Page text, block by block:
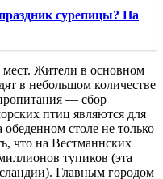
сурепицы? На
мест. Жители в основном
в небольшом количестве
— сбор
птиц являются для
столе не только
что на Вестманнских
тупиков (эта
Главным городом